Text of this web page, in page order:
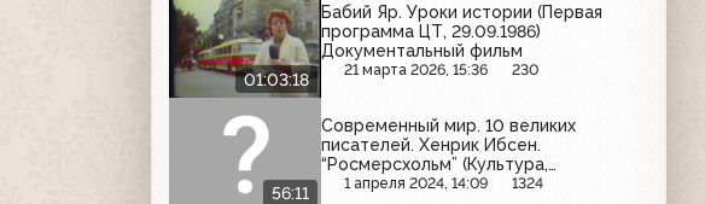
01:03:18
Бабий Яр. Уроки истории (Первая
программа ЦТ, 29.09.1986)
Документальный фильм
21 марта 2026, 15:36 230
56:11
Современный мир. 10 великих
писателей. Хенрик Ибсен.
“Росмерсхольм” (Культура,
25.03.2004)
1 апреля 2024, 14:09 1324